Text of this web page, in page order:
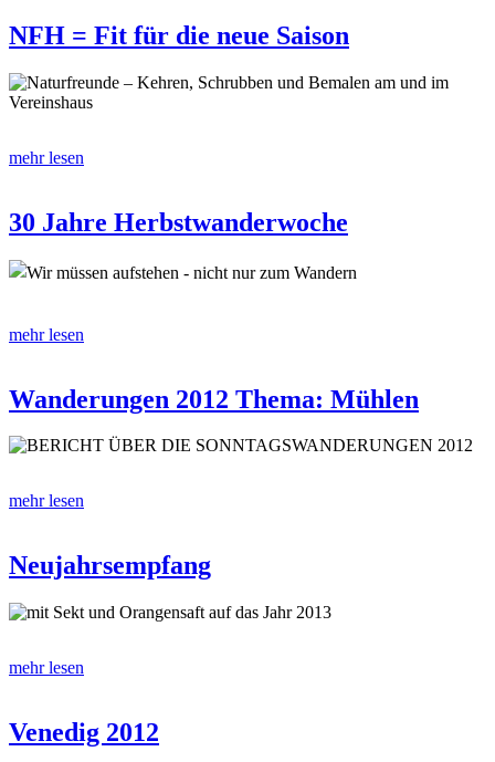
NFH = Fit für die neue Saison
Naturfreunde – Kehren, Schrubben und Bemalen am und im
Vereinshaus
mehr lesen
30 Jahre Herbstwanderwoche
Wir müssen aufstehen - nicht nur zum Wandern
mehr lesen
Wanderungen 2012 Thema: Mühlen
BERICHT ÜBER DIE SONNTAGSWANDERUNGEN 2012
mehr lesen
Neujahrsempfang
mit Sekt und Orangensaft auf das Jahr 2013
mehr lesen
Venedig 2012